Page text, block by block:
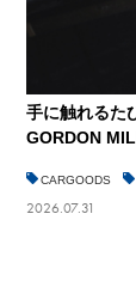
手に触れるた
GORDON
CARGOODS
2026.07.31